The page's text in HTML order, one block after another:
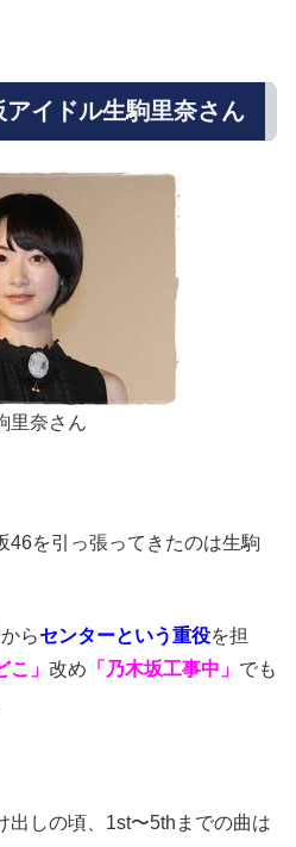
アイドル生駒里奈さん
里奈さん
46を引っ張ってきたのは生駒
らセンターという重役を担
こ」 改め 「乃木坂工事中」 でも
出しの頃、1st〜5thまでの曲は